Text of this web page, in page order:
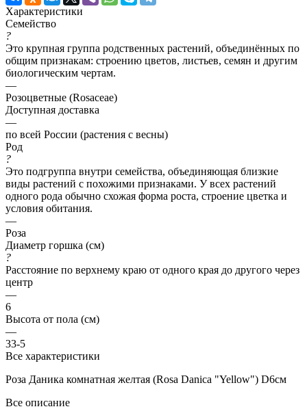
Характеристики
Семейство
?
Это крупная группа родственных растений, объединённых по
общим признакам: строению цветов, листьев, семян и другим
биологическим чертам.
—
Розоцветные (Rosaceae)
Доступная доставка
—
по всей России (растения с весны)
Род
?
Это подгруппа внутри семейства, объединяющая близкие
виды растений с похожими признаками. У всех растений
одного рода обычно схожая форма роста, строение цветка и
условия обитания.
—
Роза
Диаметр горшка (см)
?
Расстояние по верхнему краю от одного края до другого через
центр
—
6
Высота от пола (см)
—
33-5
Все характеристики
Роза Даника комнатная желтая (Rosa Danica "Yellow") D6см
Все описание